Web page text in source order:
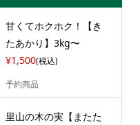
甘くてホクホク！【き
たあかり】3kg〜
¥1,500(税込)
予約商品
里山の木の実【またた